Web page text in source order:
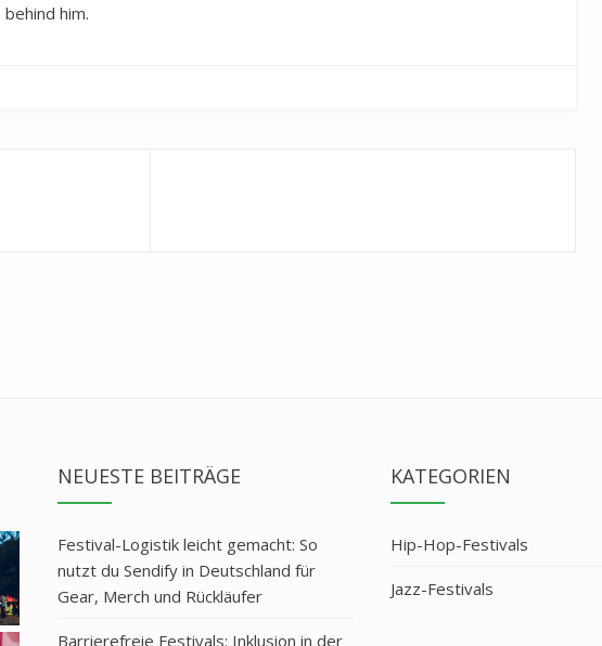
him.
NEUESTE BEITRÄGE
Festival-Logistik leicht gemacht: So
nutzt du Sendify in Deutschland für
Gear, Merch und Rückläufer
Barrierefreie Festivals: Inklusion in der
KATEGORIEN
Hip-Hop-Festivals
Jazz-Festivals